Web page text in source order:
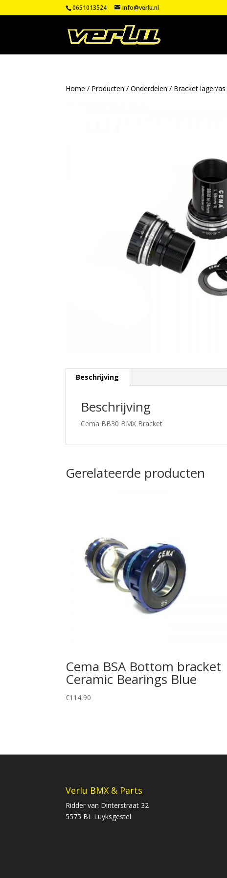
0651013524 info@verlu.nl
Home / Producten /Onderdelen / Bracket lager/as
Beschrijving
Beschrijving
Cema BB30 BMX Bracket
Gerelateerde producten
Cema BSA Bottom bracket
Ceramic Bearings Blue
€114,90
Verlu BMX & Parts
Ridder van Dinterstraat 32
5575 BL Luyksgestel